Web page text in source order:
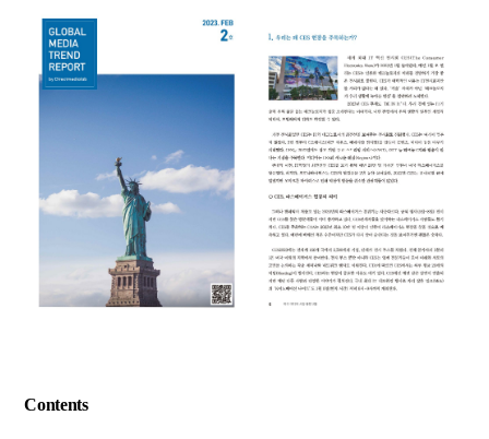
Contents